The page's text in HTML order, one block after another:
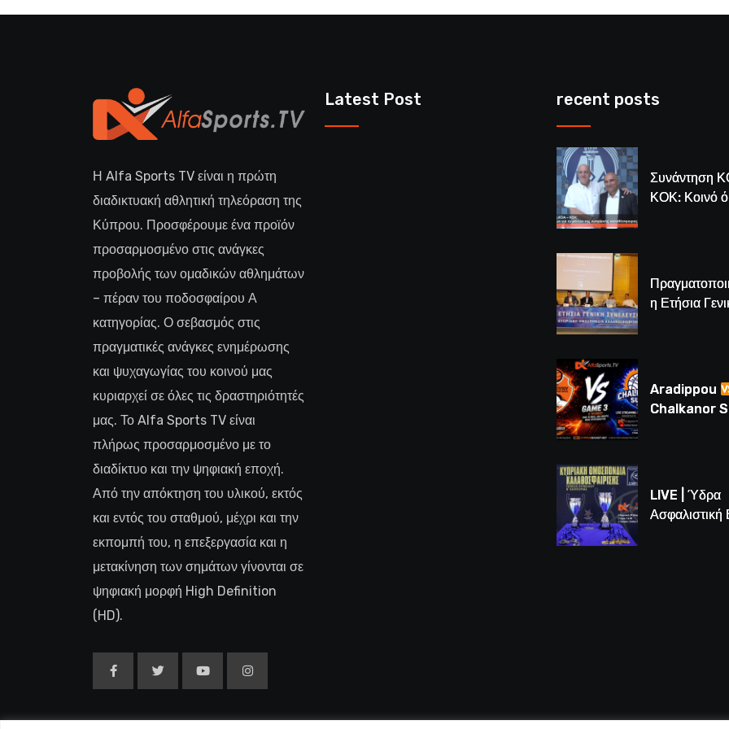
Η Alfa Sports TV είναι η πρώτη
διαδικτυακή αθλητική τηλεόραση της
Κύπρου. Προσφέρουμε ένα προϊόν
προσαρμοσμένο στις ανάγκες
προβολής των ομαδικών αθλημάτων
– πέραν του ποδοσφαίρου Α
κατηγορίας. Ο σεβασμός στις
πραγματικές ανάγκες ενημέρωσης
και ψυχαγωγίας του κοινού μας
κυριαρχεί σε όλες τις δραστηριότητές
μας. Το Alfa Sports TV είναι
πλήρως προσαρμοσμένο με το
διαδίκτυο και την ψηφιακή εποχή.
Από την απόκτηση του υλικού, εκτός
και εντός του σταθμού, μέχρι και την
εκπομπή του, η επεξεργασία και η
μετακίνηση των σημάτων γίνονται σε
ψηφιακή μορφή High Definition
(HD).
Latest Post recent posts
Συνάντηση
ΚΟΚ: Κοινό
η Ετήσια
(BINTEO)
Aradippou
Chalkanor
LIVE | Ύδρα
Ασφαλιστική